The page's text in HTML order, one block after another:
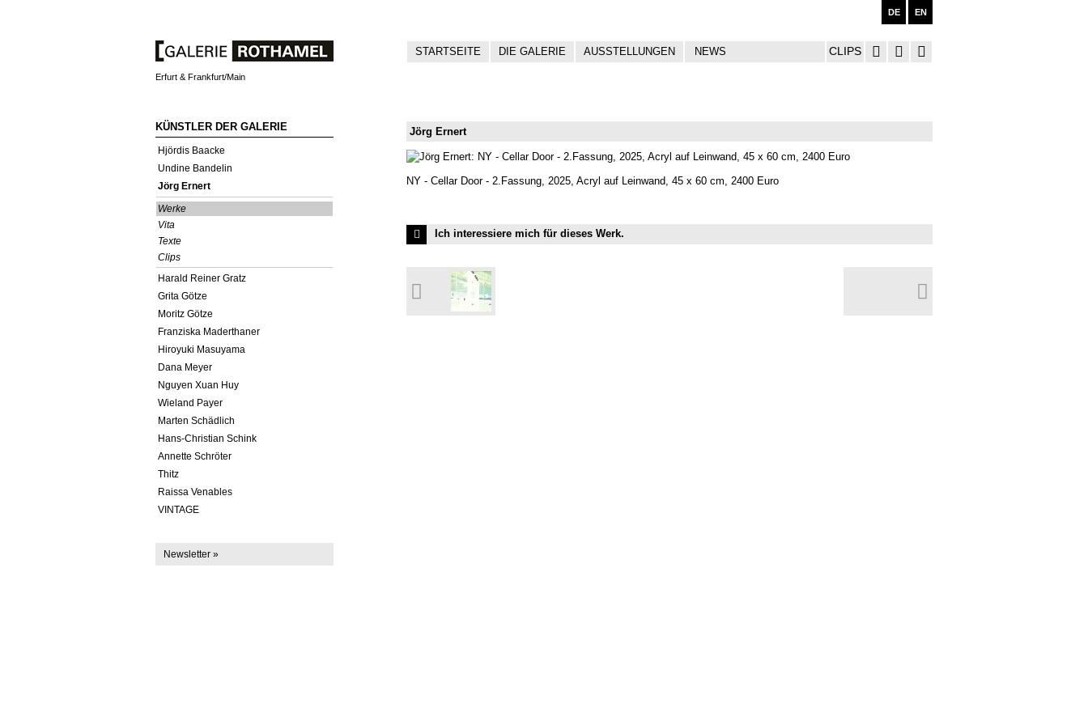
DE EN
Erfurt & Frankfurt/Main
STARTSEITE DIE GALERIE AUSSTELLUNGEN NEWS CLIPS
KÜNSTLER DER GALERIE
Hjördis Baacke
Undine Bandelin
Jörg Ernert
Werke
Vita
Texte
Clips
Harald Reiner Gratz
Grita Götze
Moritz Götze
Franziska Maderthaner
Hiroyuki Masuyama
Dana Meyer
Nguyen Xuan Huy
Wieland Payer
Marten Schädlich
Hans-Christian Schink
Annette Schröter
Thitz
Raissa Venables
VINTAGE
Newsletter »
Jörg Ernert
NY - Cellar Door - 2.Fassung, 2025, Acryl auf Leinwand, 45 x 60 cm, 2400 Euro
Ich interessiere mich für dieses Werk.